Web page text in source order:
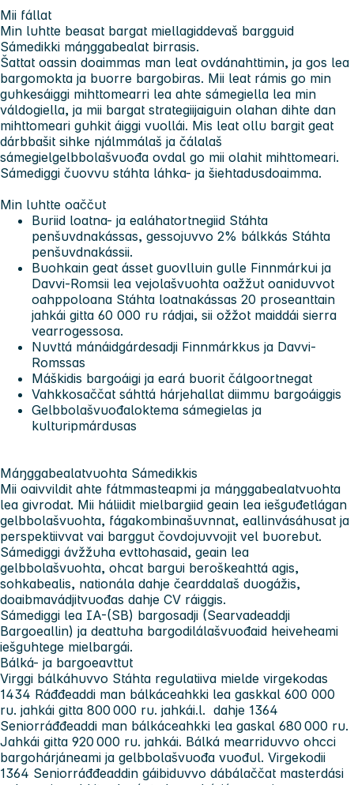
Mii fállat
Min luhtte beasat bargat miellagiddevaš bargguid
Sámedikki máŋggabealat birrasis.
Šattat oassin doaimmas man leat ovdánahttimin, ja gos lea
bargomokta ja buorre bargobiras. Mii leat rámis go min
guhkesáiggi mihttomearri lea ahte sámegiella lea min
váldogiella, ja mii bargat strategiijaiguin olahan dihte dan
mihttomeari guhkit áiggi vuollái. Mis leat ollu bargit geat
dárbbašit sihke njálmmálaš ja čálalaš
sámegielgelbbolašvuođa ovdal go mii olahit mihttomeari.
Sámediggi čuovvu stáhta láhka- ja šiehtadusdoaimma.
Min luhtte oaččut
Buriid loatna- ja ealáhatortnegiid Stáhta
penšuvdnakássas, gessojuvvo 2% bálkkás Stáhta
penšuvdnakássii.
Buohkain geat ásset guovlluin gulle Finnmárkui ja
Davvi-Romsii lea vejolašvuohta oažžut oaniduvvot
oahppoloana Stáhta loatnakássas 20 proseanttain
jahkái gitta 60 000 ru rádjai, sii ožžot maiddái sierra
vearrogessosa.
Nuvttá mánáidgárdesadji Finnmárkkus ja Davvi-
Romssas
Máškidis bargoáigi ja eará buorit čálgoortnegat
Vahkkosaččat sáhttá hárjehallat diimmu bargoáiggis
Gelbbolašvuođaloktema sámegielas ja
kulturipmárdusas
Máŋggabealatvuohta Sámedikkis
Mii oaivvildit ahte fátmmasteapmi ja máŋggabealatvuohta
lea givrodat. Mii háliidit mielbargiid geain lea iešguđetlágan
gelbbolašvuohta, fágakombinašuvnnat, eallinvásáhusat ja
perspektiivvat vai barggut čovdojuvvojit vel buorebut.
Sámediggi ávžžuha evttohasaid, geain lea
gelbbolašvuohta, ohcat bargui beroškeahttá agis,
sohkabealis, nationála dahje čearddalaš duogážis,
doaibmavádjitvuođas dahje CV ráiggis.
Sámediggi lea IA-(SB) bargosadji (Searvadeaddji
Bargoeallin) ja deattuha bargodilálašvuođaid heiveheami
iešguhtege mielbargái.
Bálká- ja bargoeavttut
Virggi bálkáhuvvo Stáhta regulatiiva mielde virgekodas
1434 Ráđđeaddi man bálkáceahkki lea gaskkal 600 000
ru. jahkái gitta 800 000 ru. jahkái.l. dahje 1364
Seniorráđđeaddi man bálkáceahkki lea gaskal 680 000 ru.
Jahkái gitta 920 000 ru. jahkái. Bálká mearriduvvo ohcci
bargohárjáneami ja gelbbolašvuođa vuođul. Virgekodii
1364 Seniorráđđeaddin gáibiduvvo dábálaččat masterdási